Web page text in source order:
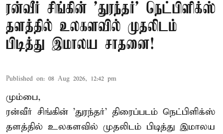
ரன்வீர் சிங்கின் 'துரந்தர்' நெட்பிளிக்ஸ்
தளத்தில் உலகளவில் முதலிடம்
பிடித்து இமாலய சாதனை!
Published on: 08 Aug 2026, 12:42 pm
மும்பை,
ரன்வீர் சிங்கின் 'துரந்தர்' திரைப்படம் நெட்பிளிக்ஸ்
தளத்தில் உலகளவில் முதலிடம் பிடித்து இமாலய